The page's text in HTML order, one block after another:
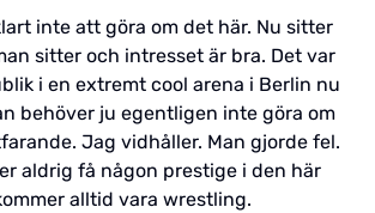
inte att göra om det här. Nu sitter
sitter och intresset är bra. Det var
i en extremt cool arena i Berlin nu
behöver ju egentligen inte göra om
Jag vidhåller. Man gjorde fel.
aldrig få någon prestige i den här
alltid vara wrestling.